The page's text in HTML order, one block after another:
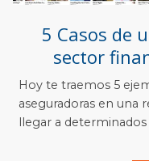
5 Casos de
sector
Hoy te traemos 5
aseguradoras en una
llegar a